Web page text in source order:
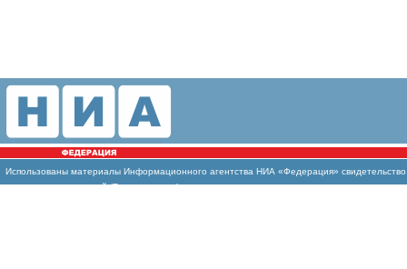
Использованы материалы Информационного агентства НИА «Федерация»
массовых коммуникаций (Роскомнадзор)